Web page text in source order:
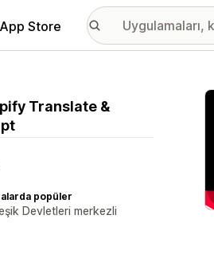
Store
Translate &
popüler
Devletleri merkezli